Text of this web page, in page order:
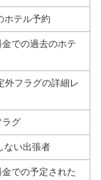
ホテル予約
での過去のホテ
外フラグの詳細レ
ラグ
ない出張者
での予定された